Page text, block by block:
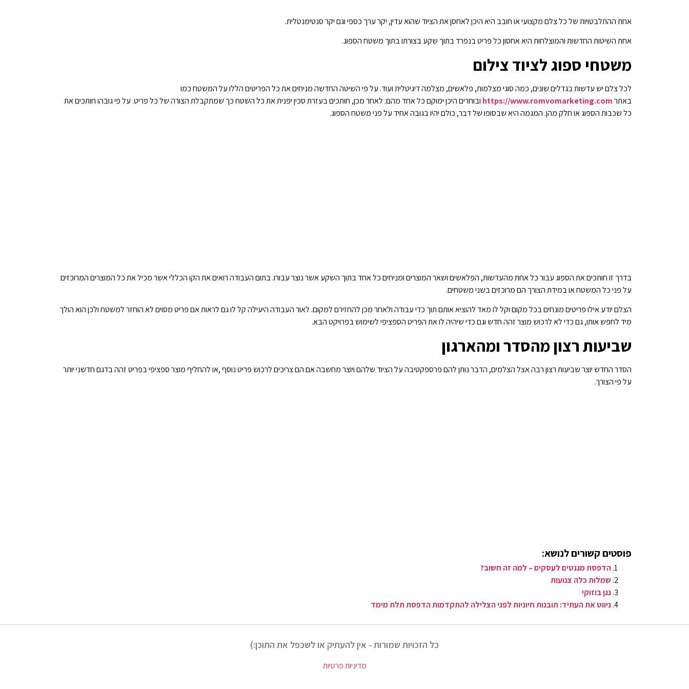
אחת ההתלבטויות של כל צלם מקצועי או חובב היא היכן לאחסן את הציוד שהוא עדין, יקר ערך כספי וגם יקר סנטימנטלית.
אחת השיטות החדשות והמוצלחות היא אחסון כל פריט בנפרד בתוך שקע בצורתו בתוך משטח הספוג.
משטחי ספוג לציוד צילום
לכל צלם יש עדשות בגדלים שונים, כמה סוגי מצלמות, פלאשים, מצלמה דיגיטלית ועוד. על פי השיטה החדשה מניחים את כל הפריטים הללו על המשטח כמו
באתרhttps://www.romvomarketing.com ובוחרים היכן ימוקם כל אחד מהם. לאחר מכן, חותכים בעזרת סכין יפנית את כל השטח כך שמתקבלת הצורה של כל פריט. על פי גובהו חותכים את
כל שכבות הספוג או חלק מהן. המגמה היא שבסופו של דבר, כולם יהיו בגובה אחיד על פני משטח הספוג.
בדרך זו חותכים את הספוג עבור כל אחת מהעדשות, הפלאשים ושאר המוצרים ומניחים כל אחד בתוך השקע אשר נוצר עבורו. בתום העבודה רואים את הקו הכללי אשר מכיל את כל המוצרים המרוכזים
על פני כל המשטח או במידת הצורך הם מרוכזים בשני משטחים.
הצלם יודע אילו פריטים מונחים בכל מקום וקל לו מאד להוציא אותם תוך כדי עבודה ולאחר מכן להחזירם למקום. לאור העבודה היעילה קל לו גם לראות אם פריט מסוים לא הוחזר למשטח ולכן הוא הולך
מיד לחפש אותו, גם כדי לא לרכוש מוצר זהה חדש וגם כדי שיהיה לו את הפריט הספציפי לשימוש בפרויקט הבא.
שביעות רצון מהסדר ומהארגון
הסדר החדש יוצר שביעות רצון רבה אצל הצלמים, הדבר נותן להם פרספקטיבה על הציוד שלהם ויוצר מחשבה אם הם צריכים לרכוש פריט נוסף ,או להחליף מוצר ספציפי בפריט זהה בדגם חדשני יותר
על פי הצורך.
פוסטים קשורים לנושא:
הדפסת מגנטים לעסקים – למה זה חשוב?
שמלות כלה צנועות
​נגן בוזוקי
ניווט את העתיד: תובנות חיוניות לפני הצלילה להתקדמות הדפסת תלת מימד
כל הזכויות שמורות - אין להעתיק או לשכפל את התוכן:)
מדיניות פרטיות